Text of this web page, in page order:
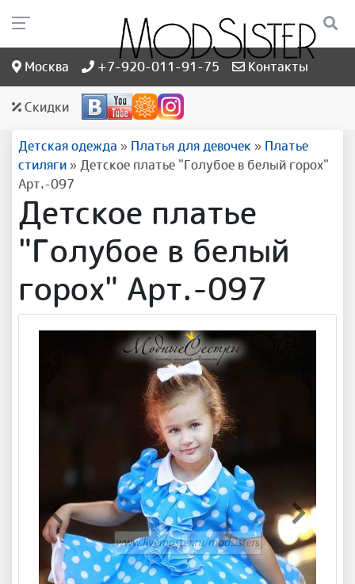
Москва +7-920-011-91-75 Контакты
Скидки
Детская одежда » Платья для девочек » Платье
стиляги»Детское платье "Голубое в белый горох"
Арт.-097
Детское платье
"Голубое в белый
горох" Арт.-097
Предыдущая